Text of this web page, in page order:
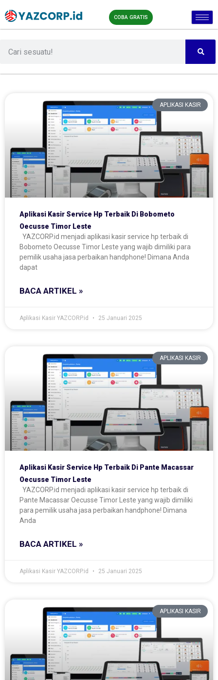
COBA GRATIS
APLIKASI KASIR
Aplikasi Kasir Service Hp Terbaik Di Bobometo
Oecusse Timor Leste
YAZCORP.id menjadi aplikasi kasir service hp terbaik di
Bobometo Oecusse Timor Leste yang wajib dimiliki para
pemilik usaha jasa perbaikan handphone! Dimana Anda
dapat
BACA ARTIKEL »
Aplikasi Kasir YAZCORP.id 25 Januari 2025
APLIKASI KASIR
Aplikasi Kasir Service Hp Terbaik Di Pante Macassar
Oecusse Timor Leste
YAZCORP.id menjadi aplikasi kasir service hp terbaik di
Pante Macassar Oecusse Timor Leste yang wajib dimiliki
para pemilik usaha jasa perbaikan handphone! Dimana
Anda
BACA ARTIKEL »
Aplikasi Kasir YAZCORP.id 25 Januari 2025
APLIKASI KASIR